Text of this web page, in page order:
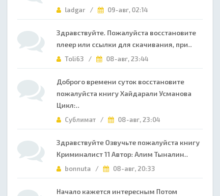
ladgar / 09-авг, 02:14
Здравствуйте. Пожалуйста восстановите
плеер или ссылки для скачивания, при..
Toli63 / 08-авг, 23:44
Доброго времени суток восстановите
пожалуйста книгу Хайдарали Усманова
Цикл:..
Сублимат / 08-авг, 23:04
Здравствуйте Озвучьте пожалуйста книгу
Криминалист 11 Автор: Алим Тыналин..
bonnuta / 08-авг, 20:33
Начало кажется интересным Потом